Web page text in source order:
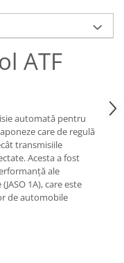
ATF
automată pentru
care de regulă
transmisiile
Acesta a fost
ale
1A), care este
de automobile